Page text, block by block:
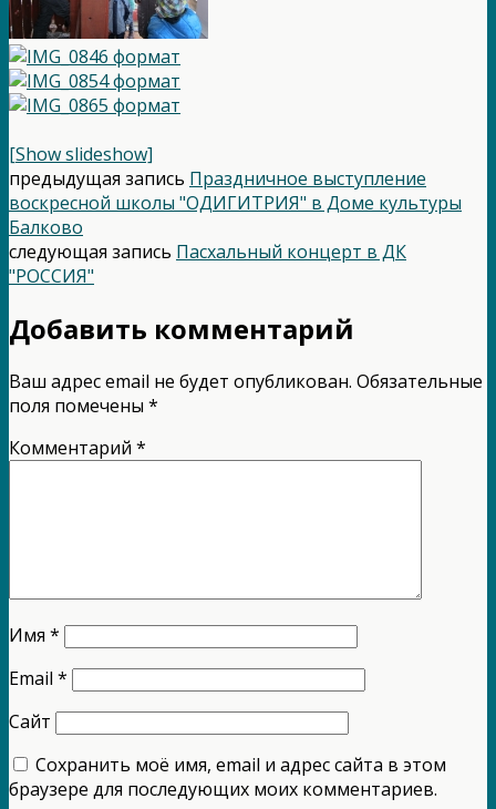
[Show slideshow]
предыдущая запись Праздничное выступление
воскресной школы "ОДИГИТРИЯ" в Доме культуры
Балково
следующая запись Пасхальный концерт в ДК
"РОССИЯ"
Добавить комментарий
Ваш адрес email не будет опубликован. Обязательные
поля помечены *
Комментарий *
Имя *
Email *
Сайт
Сохранить моё имя, email и адрес сайта в этом
браузере для последующих моих комментариев.